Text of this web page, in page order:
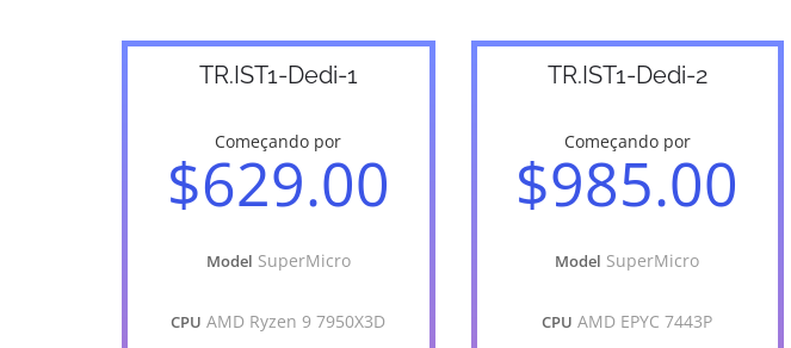
TR.IST1-Dedi-1
Começando por
$629.00
Model SuperMicro
CPU AMD Ryzen 9 7950X3D
TR.IST1-Dedi-2
Começando por
$985.00
Model SuperMicro
CPU AMD EPYC 7443P